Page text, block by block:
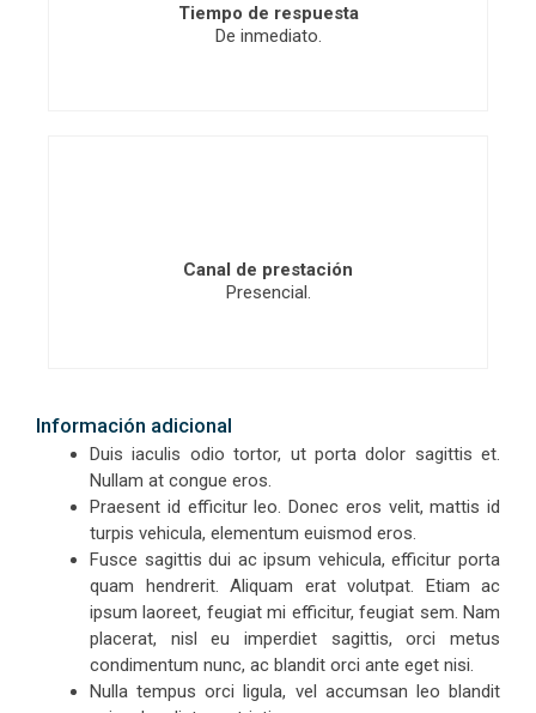
Tiempo de respuesta
De inmediato.
Canal de prestación
Presencial.
Información adicional
Duis iaculis odio tortor, ut porta dolor sagittis et.
Nullam at congue eros.
Praesent id efficitur leo. Donec eros velit, mattis id
turpis vehicula, elementum euismod eros.
Fusce sagittis dui ac ipsum vehicula, efficitur porta
quam hendrerit. Aliquam erat volutpat. Etiam ac
ipsum laoreet, feugiat mi efficitur, feugiat sem. Nam
placerat, nisl eu imperdiet sagittis, orci metus
condimentum nunc, ac blandit orci ante eget nisi.
Nulla tempus orci ligula, vel accumsan leo blandit